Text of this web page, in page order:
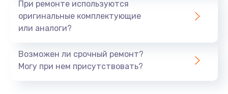
При ремонте используются
оригинальные комплектующие
или аналоги?
Возможен ли срочный ремонт?
Могу при нем присутствовать?